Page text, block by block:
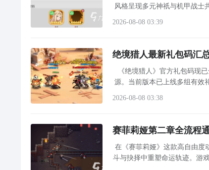
风格呈现多元神祇与机甲战士
2026-08-08 03:39
绝境猎人最新礼包码汇
《绝境猎人》官方礼包码现
源。当前版本已上线多组有效
2026-08-08 03:38
赛菲莉娅第二章全流程
在《赛菲莉娅》这款高自由度
斗与抉择中重塑命运轨迹。游